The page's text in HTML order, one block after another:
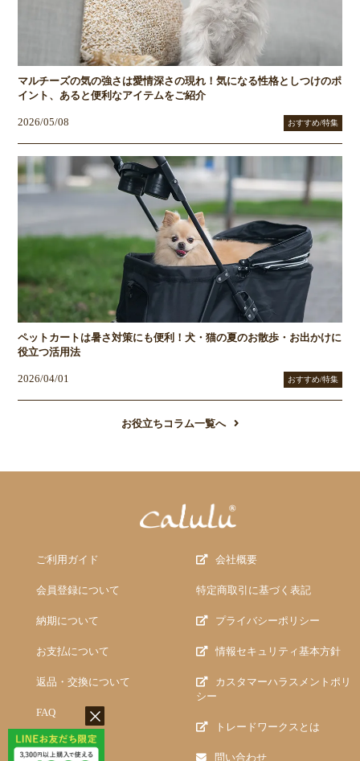
マルチーズの気の強さは愛情深さの現れ！気になる性格としつけのポ
イント、あると便利なアイテムをご紹介
2026/05/08 おすすめ/特集
ペットカートは暑さ対策にも便利！犬・猫の夏のお散歩・お出かけに
役立つ活用法
2026/04/01 おすすめ/特集
お役立ちコラム一覧へ
ご利用ガイド
会員登録について
納期について
お支払について
返品・交換について
FAQ
会社概要
特定商取引に基づく表記
プライバシーポリシー
情報セキュリティ基本方針
カスタマーハラスメントポリ
シー
トレードワークスとは
問い合わせ